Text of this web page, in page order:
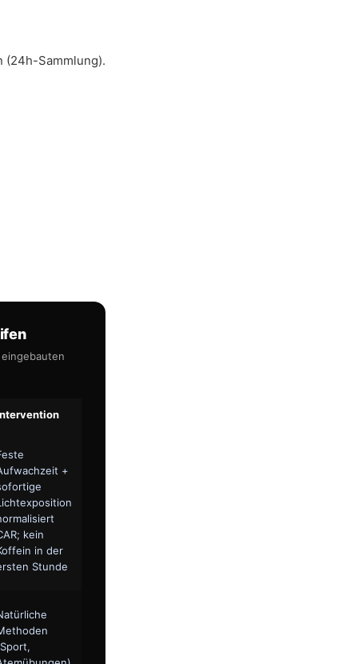
(24h-Sammlung).
+
kein
in der
Stunde